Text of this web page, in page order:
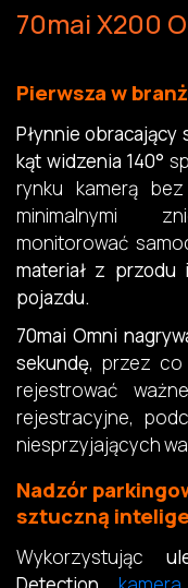
70mai X200
Pierwsza w
Płynnie obracający
kąt widzenia 140°
rynku kamerą
minimalnymi
monitorować
materiał z
pojazdu.
70mai Omni
sekundę, przez co
rejestrować
rejestracyjne,
niesprzyjających
Nadzór
sztuczną
Wykorzystując